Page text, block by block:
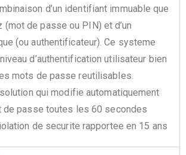
d’un identifiant immuable que
de passe ou PIN) et d’un
(ou authentificateur). Ce systeme
d’authentification utilisateur bien
mots de passe reutilisables.
qui modifie automatiquement
de passe toutes les 60 secondes
de securite rapportee en 15 ans